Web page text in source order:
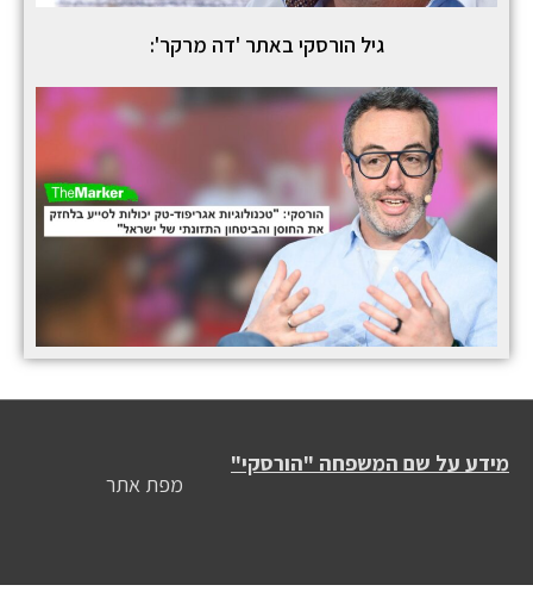
גיל הורסקי באתר 'דה מרקר':
מידע על שם המשפחה "הורסקי"
מפת אתר